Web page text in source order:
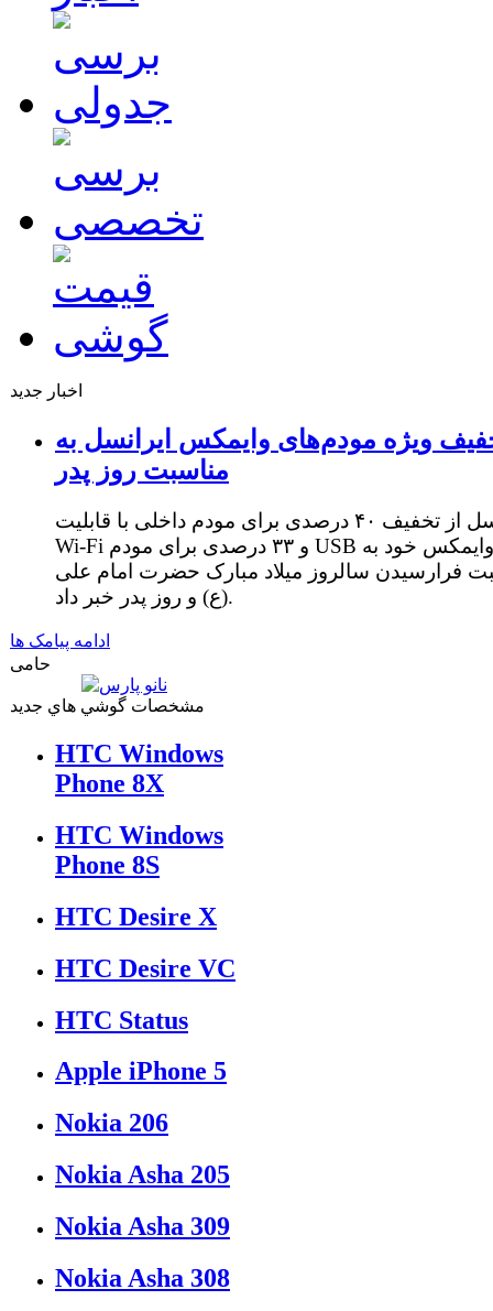
اخبار جدید
ویژه مودم‌های وایمکس ایرانسل به
مناسبت روز پدر
ایرانسل از تخفیف ۴۰ درصدی برای مودم داخلی با قابلیت
Wi-Fi و ۳۳ درصدی برای مودم USB وایمکس خود به
فرارسیدن سالروز میلاد مبارک حضرت امام علی
(ع) و روز پدر خبر داد.
ادامه پیامک ها
حامی
مشخصات گوشي هاي جديد
HTC Windows
Phone 8X
HTC Windows
Phone 8S
HTC Desire X
HTC Desire VC
HTC Status
Apple iPhone 5
Nokia 206
Nokia Asha 205
Nokia Asha 309
Nokia Asha 308